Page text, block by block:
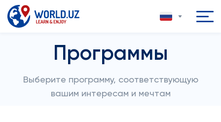
Программы
Выберите программу, соответствующую
вашим интересам и мечтам